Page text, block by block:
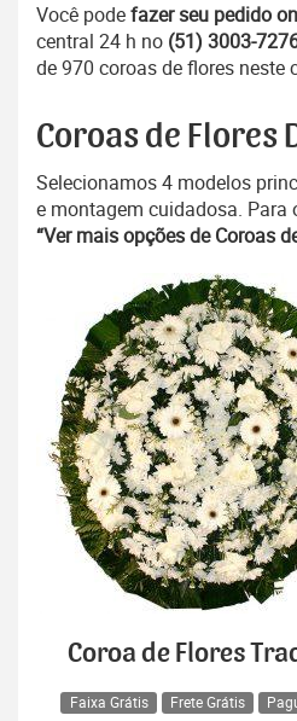
Você podefazer seu pedido
central 24 h no (51) 3003-
de 970 coroas de flores neste
Coroas de Flores
Selecionamos 4 modelos
e montagem cuidadosa. Para
“Ver mais opções de Coroas
Coroa de Flores
Faixa Grátis Frete Grátis